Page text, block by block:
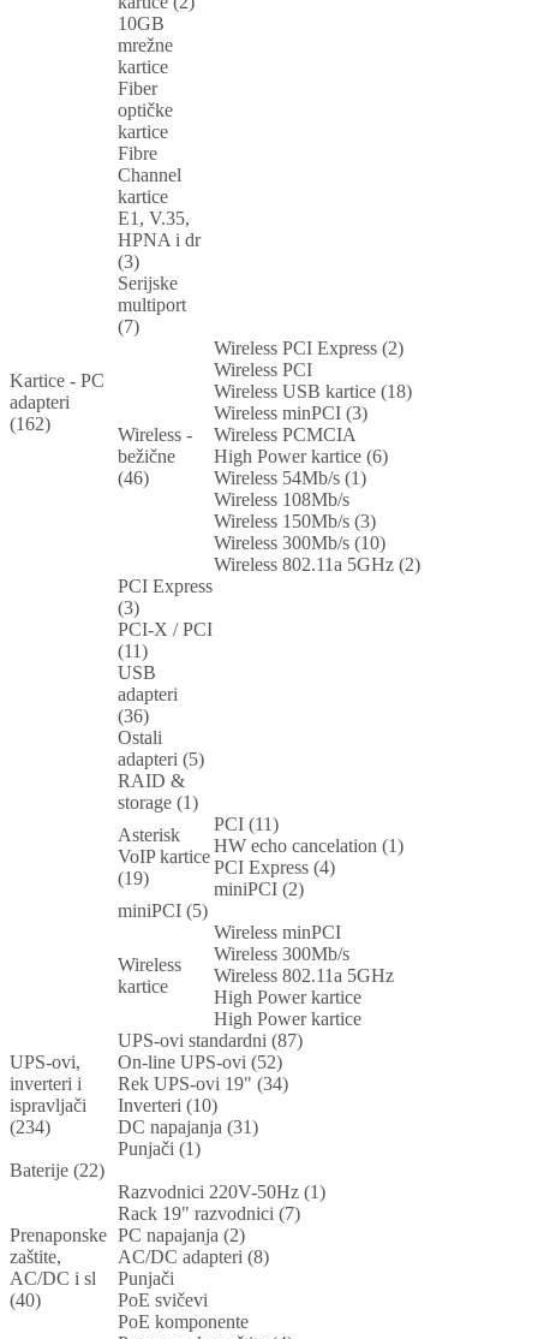
Kartice - PC
adapteri
(162)
10GB
mrežne
kartice
Fiber
optičke
kartice
Fibre
Channel
kartice
E1, V.35,
HPNA i dr
(3)
Serijske
multiport
(7)
Wireless -
bežične
(46)
Wireless PCI Express (2)
Wireless PCI
Wireless USB kartice (18)
Wireless minPCI (3)
Wireless PCMCIA
High Power kartice (6)
Wireless 54Mb/s (1)
Wireless 108Mb/s
Wireless 150Mb/s (3)
Wireless 300Mb/s (10)
Wireless 802.11a 5GHz (2)
PCI Express
(3)
PCI-X / PCI
(11)
USB
adapteri
(36)
Ostali
adapteri (5)
RAID &
storage (1)
Asterisk
VoIP kartice
(19)
PCI (11)
HW echo cancelation (1)
PCI Express (4)
miniPCI (2)
miniPCI (5)
Wireless
kartice
Wireless minPCI
Wireless 300Mb/s
Wireless 802.11a 5GHz
High Power kartice
High Power kartice
UPS-ovi,
inverteri i
ispravljači
(234)
UPS-ovi standardni (87)
On-line UPS-ovi (52)
Rek UPS-ovi 19" (34)
Inverteri (10)
DC napajanja (31)
Punjači (1)
Baterije (22)
Prenaponske
zaštite,
AC/DC i sl
(40)
Razvodnici 220V-50Hz (1)
Rack 19" razvodnici (7)
PC napajanja (2)
AC/DC adapteri (8)
Punjači
PoE svičevi
PoE komponente